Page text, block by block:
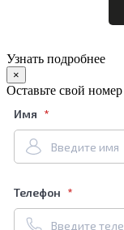
Узнать подробнее
×
Оставьте свой
Имя
Телефон